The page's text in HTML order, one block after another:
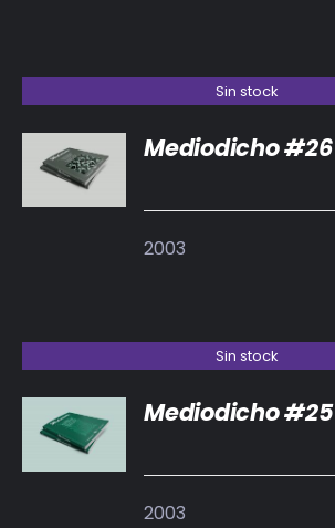
Sin stock
DETALLES
Mediodicho #26
2003
Sin stock
DETALLES
Mediodicho #25
2003